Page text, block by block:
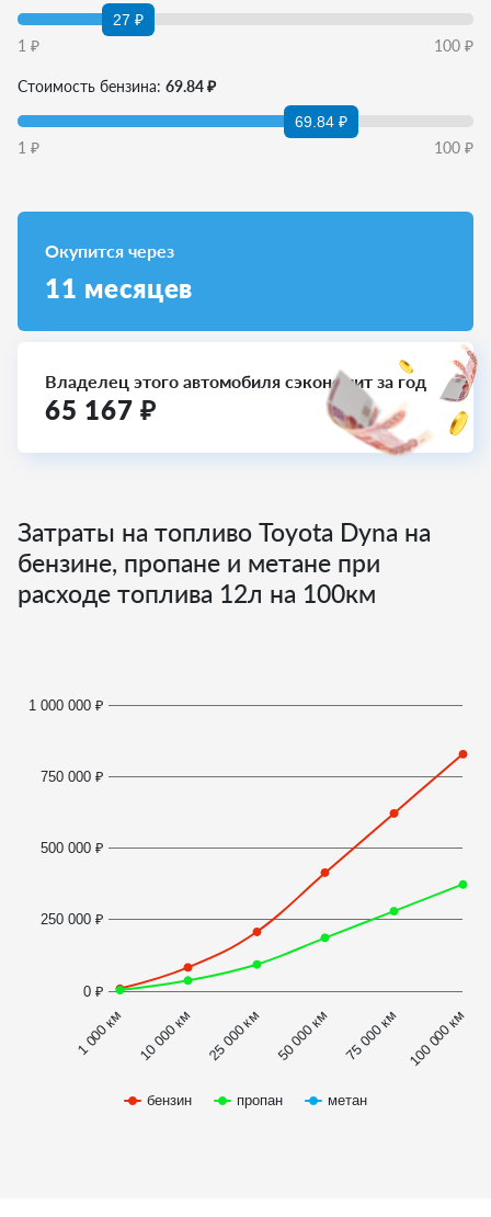
27 ₽
1 ₽ 100 ₽
Стоимость бензина: 69.84 ₽
69.84 ₽
1 ₽ 100 ₽
Окупится через
11 месяцев
Владелец этого автомобиля сэкономит за год
65 167 ₽
Затраты на топливо Toyota Dyna на
бензине, пропане и метане при
расходе топлива 12л на 100км
бензин пропан метан
1 000 км 10 000 км 25 000 км 50 000 км 75 000 км 100 000 км
0 ₽
1 000 000 ₽
250 000 ₽
500 000 ₽
750 000 ₽